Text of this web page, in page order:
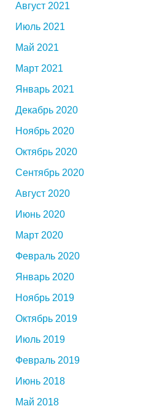
Август 2021
Июль 2021
Май 2021
Март 2021
Январь 2021
Декабрь 2020
Ноябрь 2020
Октябрь 2020
Сентябрь 2020
Август 2020
Июнь 2020
Март 2020
Февраль 2020
Январь 2020
Ноябрь 2019
Октябрь 2019
Июль 2019
Февраль 2019
Июнь 2018
Май 2018